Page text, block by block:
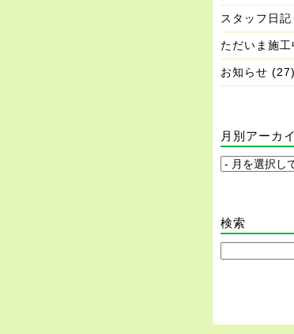
スタッフ日記
ただいま施工
お知らせ (27)
月別アーカ
検索